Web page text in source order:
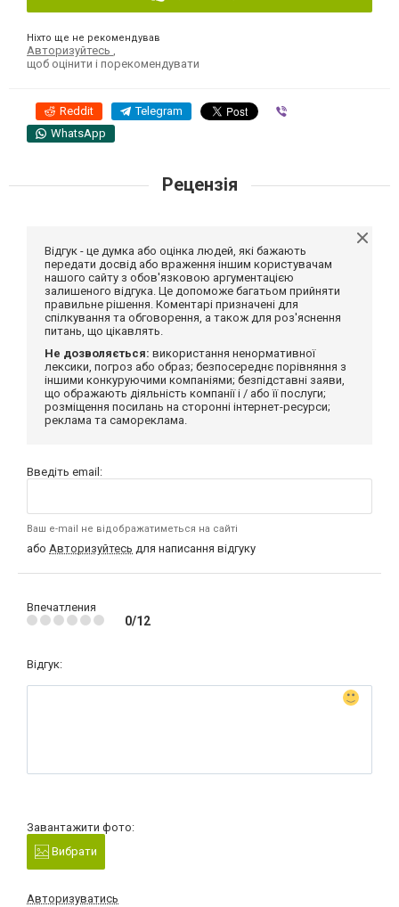
Ніхто ще не рекомендував
Авторизуйтесь
щоб оцінити і порекомендувати
Reddit Telegram
WhatsApp
Рецензія
Відгук - це думка або оцінка людей, які бажають
передати досвід або враження іншим користувачам
нашого сайту з обов'язковою аргументацією
залишеного відгука. Це допоможе багатьом прийняти
правильне рішення. Коментарі призначені для
спілкування та обговорення, а також для роз'яснення
питань, що цікавлять.
Не дозволяється: використання ненормативної
лексики, погроз або образ; безпосереднє порівняння з
іншими конкуруючими компаніями; безпідставні заяви,
що ображають діяльність компанії і / або її послуги;
розміщення посилань на сторонні інтернет-ресурси;
реклама та самореклама.
Введіть email:
Ваш e-mail не відображатиметься на сайті
або Авторизуйтесь для написання відгуку
Впечатления
0/12
Відгук:
Завантажити фото:
Вибрати
Авторизуватись